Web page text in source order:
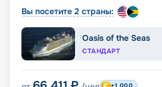
Вы посетите 2 страны:
Oasis of the Seas
СТАНДАРТ